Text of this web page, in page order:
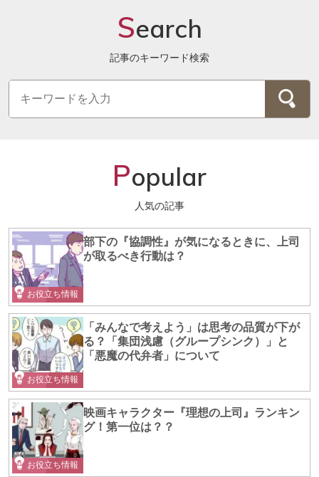
Search
記事のキーワード検索
Popular
人気の記事
お役立ち情報
部下の『協調性』が気になるときに、上司
が取るべき行動は？
お役立ち情報
「みんなで考えよう」は思考の品質が下が
る？「集団浅慮（グループシンク）」と
「悪魔の代弁者」について
お役立ち情報
映画キャラクター『理想の上司』ランキン
グ！第一位は？？